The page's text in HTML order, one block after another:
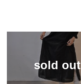
sold out